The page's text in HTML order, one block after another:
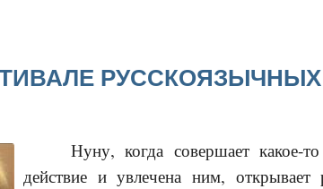
РУССКОЯЗЫЧНЫХ
Нуну, когда совершает какое-
действие и увлечена ним, открывает